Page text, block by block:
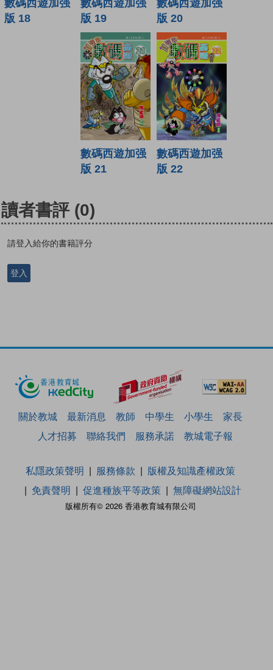
數碼西遊加强
版 18
數碼西遊加强
版 19
數碼西遊加强
版 20
數碼西遊加强
版 21
數碼西遊加强
版 22
讀者書評 (0)
請登入給你的書籍評分
登入
關於教城 最新消息 教師 中學生 小學生
家長
人才招募
聯絡我們 服務承諾 教城電子報
版權所有© 2026 香港教育城有限公司
私隱政策聲明 服務條款
版權及知識產權政策
免責聲明
促進種族平等政策 無障礙網站設計